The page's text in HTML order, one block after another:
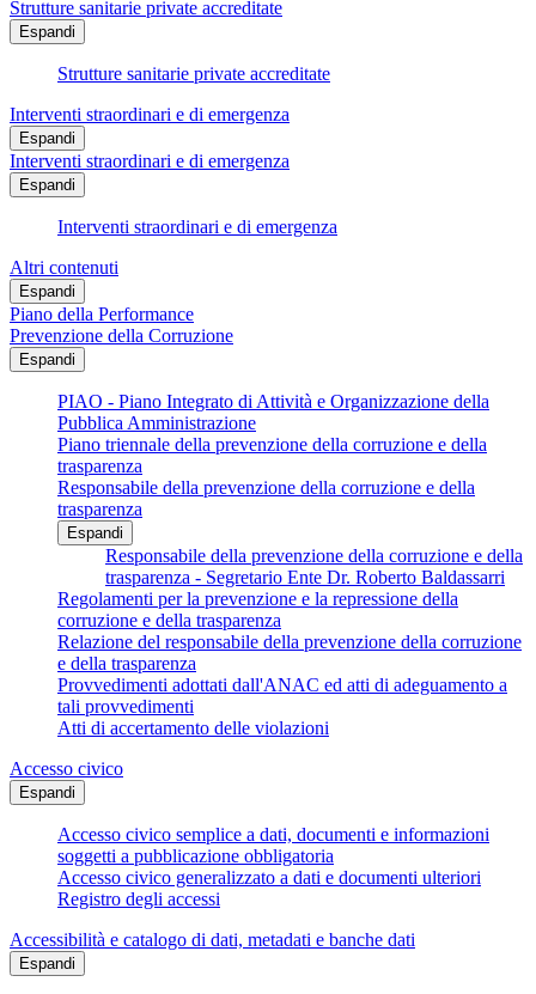
Strutture sanitarie private accreditate
Espandi
Strutture sanitarie private accreditate
Interventi straordinari e di emergenza
Espandi
Interventi straordinari e di emergenza
Espandi
Interventi straordinari e di emergenza
Altri contenuti
Espandi
Piano della Performance
Prevenzione della Corruzione
Espandi
PIAO - Piano Integrato di Attività e Organizzazione della
Pubblica Amministrazione
Piano triennale della prevenzione della corruzione e della
trasparenza
Responsabile della prevenzione della corruzione e della
trasparenza
Espandi
Responsabile della prevenzione della corruzione e della
trasparenza - Segretario Ente Dr. Roberto Baldassarri
Regolamenti per la prevenzione e la repressione della
corruzione e della trasparenza
Relazione del responsabile della prevenzione della corruzione
e della trasparenza
Provvedimenti adottati dall'ANAC ed atti di adeguamento a
tali provvedimenti
Atti di accertamento delle violazioni
Accesso civico
Espandi
Accesso civico semplice a dati, documenti e informazioni
soggetti a pubblicazione obbligatoria
Accesso civico generalizzato a dati e documenti ulteriori
Registro degli accessi
Accessibilità e catalogo di dati, metadati e banche dati
Espandi